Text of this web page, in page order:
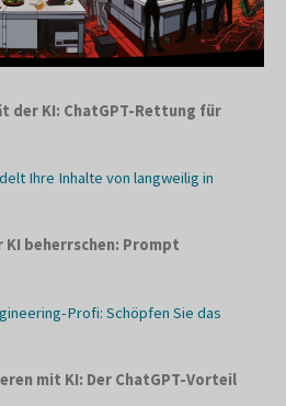
der KI: ChatGPT-Rettung für
Ihre Inhalte von langweilig in
KI beherrschen: Prompt
Profi: Schöpfen Sie das
mit KI: Der ChatGPT-Vorteil